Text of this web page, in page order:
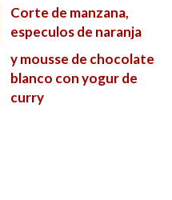
Corte de manzana,
especulos de naranja
y mousse de chocolate
blanco con yogur de
curry